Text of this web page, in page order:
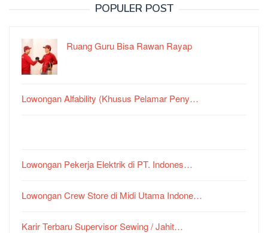
POPULER POST
Ruang Guru Bisa Rawan Rayap
Lowongan Alfability (Khusus Pelamar Peny…
Lowongan Pekerja Elektrik di PT. Indones…
Lowongan Crew Store di Midi Utama Indone…
Karir Terbaru Supervisor Sewing / Jahit…